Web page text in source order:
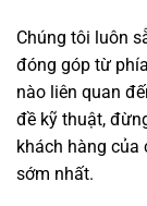
Chúng tôi luôn
đóng góp từ
nào liên quan
đề kỹ thuật,
khách hàng
sớm nhất.